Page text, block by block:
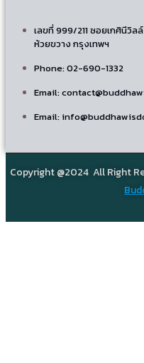
เลขที่ 999/211 ซอยเกศินีวิ
ห้วยขวาง กรุงเทพฯ
Phone: 02-690-1332
Email:
Email:
Copyright @2024 All Right